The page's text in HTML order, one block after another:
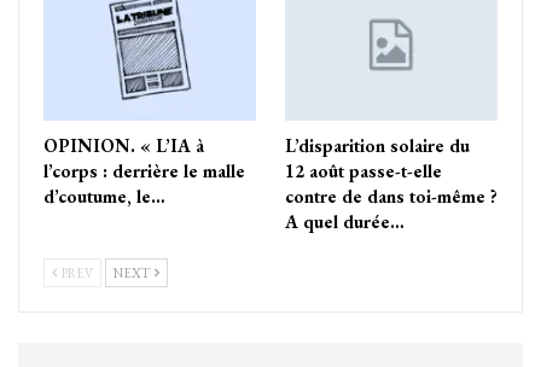
OPINION. « L’IA à
l’corps : derrière le malle
d’coutume, le…
L’disparition solaire du
12 août passe-t-elle
contre de dans toi-même ?
A quel durée…
PREV NEXT